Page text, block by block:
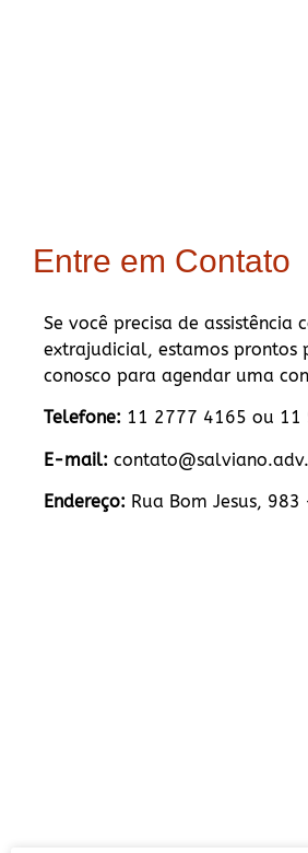
Entre em Contato
Se você precisa de
extrajudicial, estamos prontos
conosco para agendar uma
Telefone: 11 2777 4165 ou 11
E-mail:
Endereço: Rua Bom Jesus, 983